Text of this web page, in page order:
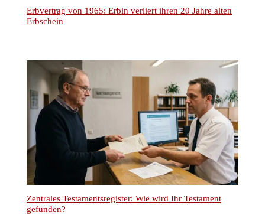
Erbvertrag von 1965: Erbin verliert ihren 20 Jahre alten
Erbschein
Zentrales Testamentsregister: Wie wird Ihr Testament
gefunden?